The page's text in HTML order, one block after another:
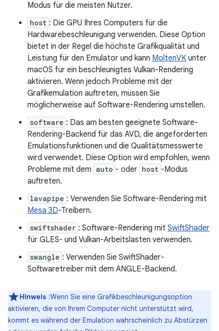
Modus für die meisten Nutzer.
host : Die GPU Ihres Computers für die
Hardwarebeschleunigung verwenden. Diese Option
bietet in der Regel die höchste Grafikqualität und
Leistung für den Emulator und kann MoltenVK unter
macOS für ein beschleunigtes Vulkan-Rendering
aktivieren. Wenn jedoch Probleme mit der
Grafikemulation auftreten, müssen Sie
möglicherweise auf Software-Rendering umstellen.
software : Das am besten geeignete Software-
Rendering-Backend für das AVD, die angeforderten
Emulationsfunktionen und die Qualitätsmesswerte
wird verwendet. Diese Option wird empfohlen, wenn
Probleme mit dem auto - oder host -Modus
auftreten.
lavapipe : Verwenden Sie Software-Rendering mit
Mesa 3D-Treibern.
swiftshader : Software-Rendering mit SwiftShader
für GLES- und Vulkan-Arbeitslasten verwenden.
swangle : Verwenden Sie SwiftShader-
Softwaretreiber mit dem ANGLE-Backend.
Hinweis :Wenn Sie eine Grafikbeschleunigungsoption
aktivieren, die von Ihrem Computer nicht unterstützt wird,
kommt es während der Emulation wahrscheinlich zu Abstürzen